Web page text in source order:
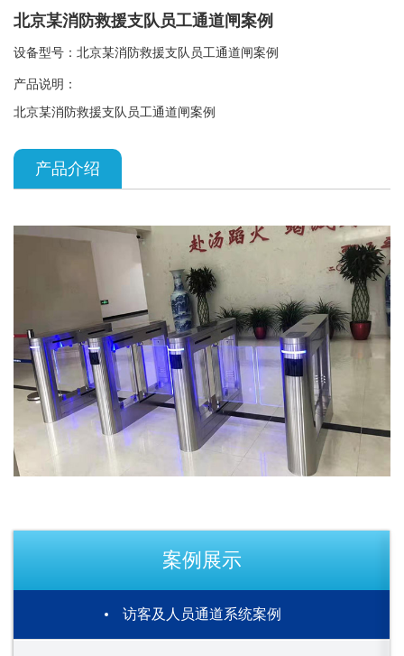
案例展示
访客及人员通道系统案例
北京某消防救援支队员工通道闸案例
设备型号：北京某消防救援支队员工通道闸案例
产品说明：
北京某消防救援支队员工通道闸案例
产品介绍